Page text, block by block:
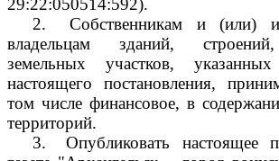
29:22:050514:592).
2.
Собственникам и (или)
владельцам зданий,
земельных участков,
настоящего постановления,
том числе финансовое, в
территорий.
3.
Опубликовать настоящее